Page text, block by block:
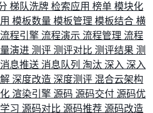
梯队洗牌 检索应用 榜单 模块化
模板数量 模板管理 模板结合 横
流程引擎 流程演示 流程管理 流程
演进 测评 测评对比 测评结果 测
消息推送 消息队列 淘汰 深入 深入
深度改造 深度测评 混合云架构
渲染引擎 源码 源码交付 源码优
习 源码对比 源码推荐 源码改造